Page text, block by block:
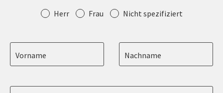
Anrede Herr Frau Nicht spezifiziert
Vorname Nachname